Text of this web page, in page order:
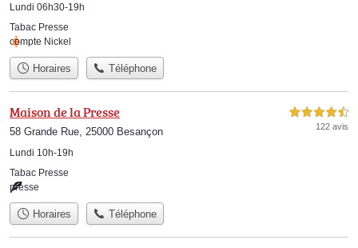
Lundi 06h30-19h
Tabac Presse
compte Nickel
Horaires Téléphone
Maison de la Presse
58 Grande Rue, 25000 Besançon
Lundi 10h-19h
4,5 étoiles sur 5
122 avis
Tabac Presse
presse
Horaires Téléphone